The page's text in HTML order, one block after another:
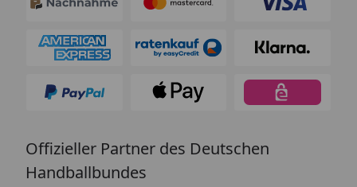
Offizieller Partner des Deutschen
Handballbundes